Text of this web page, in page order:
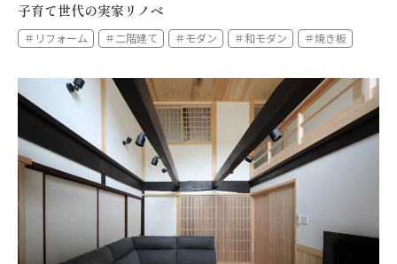
子育て世代の実家リノベ
＃リフォーム ＃二階建て ＃モダン ＃和モダン ＃焼き板